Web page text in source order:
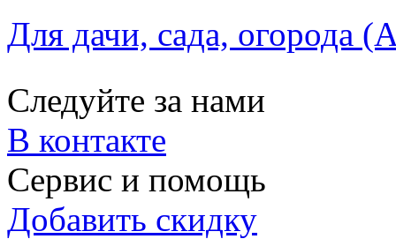
Для дачи, сада, огорода
Следуйте за нами
В контакте
Сервис и помощь
Добавить скидку